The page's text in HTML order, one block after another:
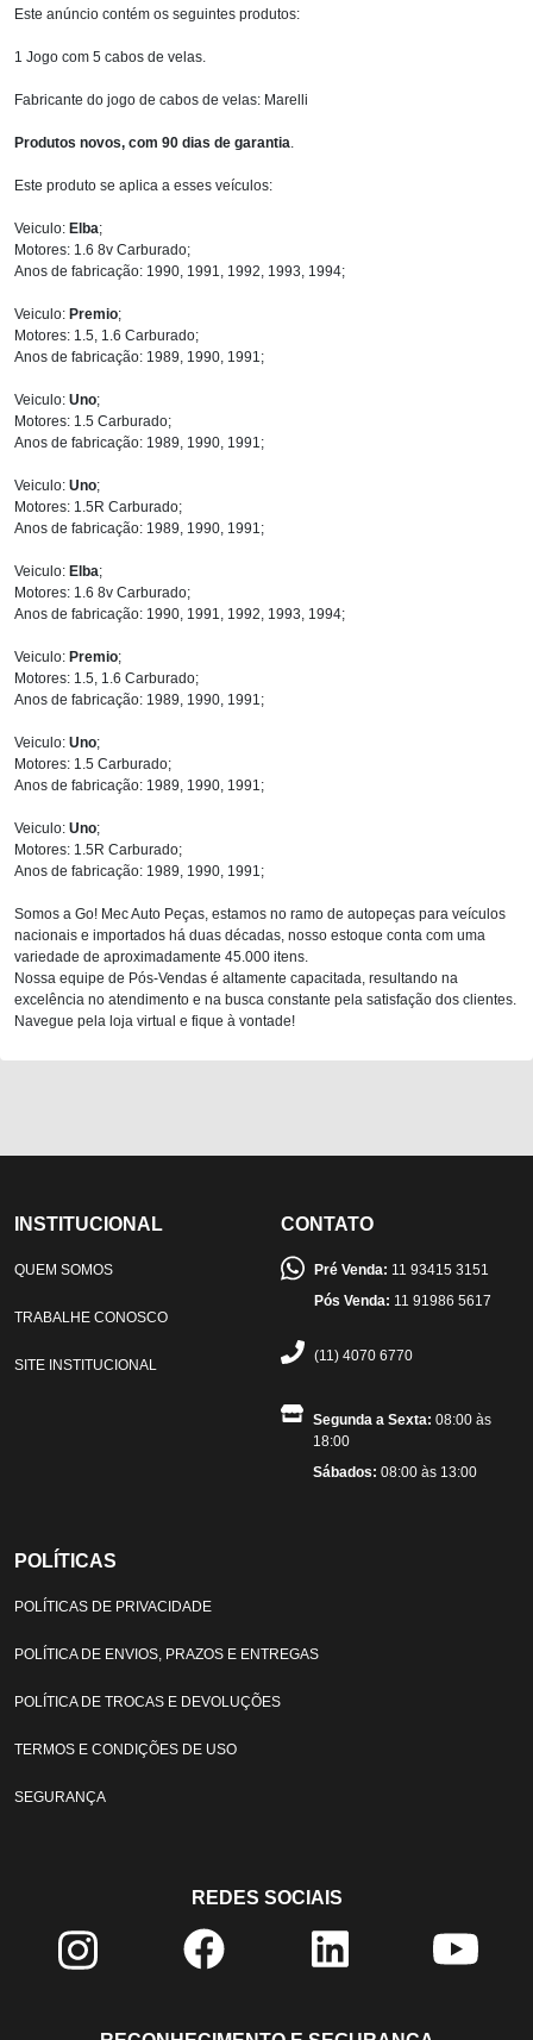
Este anúncio contém os seguintes produtos:
1 Jogo com 5 cabos de velas.
Fabricante do jogo de cabos de velas: Marelli
Produtos novos, com 90 dias de garantia
Este produto se aplica a esses veículos:
Veiculo: Elba;
Motores: 1.6 8v Carburado;
Anos de fabricação: 1990, 1991, 1992, 1993, 1994;
Veiculo: Premio;
Motores: 1.5, 1.6 Carburado;
Anos de fabricação: 1989, 1990, 1991;
Veiculo: Uno;
Motores: 1.5 Carburado;
Anos de fabricação: 1989, 1990, 1991;
Veiculo: Uno;
Motores: 1.5R Carburado;
Anos de fabricação: 1989, 1990, 1991;
Veiculo: Elba;
Motores: 1.6 8v Carburado;
Anos de fabricação: 1990, 1991, 1992, 1993, 1994;
Veiculo: Premio;
Motores: 1.5, 1.6 Carburado;
Anos de fabricação: 1989, 1990, 1991;
Veiculo: Uno;
Motores: 1.5 Carburado;
Anos de fabricação: 1989, 1990, 1991;
Veiculo: Uno;
Motores: 1.5R Carburado;
Anos de fabricação: 1989, 1990, 1991;
Somos a Go! Mec Auto Peças, estamos no ramo de autopeças para veículos
nacionais e importados há duas décadas, nosso estoque conta com uma
variedade de aproximadamente 45.000 itens.
Nossa equipe de Pós-Vendas é altamente capacitada, resultando na
excelência no atendimento e na busca constante pela satisfação dos clientes.
Navegue pela loja virtual e fique à vontade!
INSTITUCIONAL
QUEM SOMOS
TRABALHE CONOSCO
SITE INSTITUCIONAL
CONTATO
Pré Venda: 11 93415 3151
Pós Venda: 11 91986 5617
(11) 4070 6770
Segunda a Sexta: 08:00 às
18:00
Sábados: 08:00 às 13:00
POLÍTICAS
POLÍTICAS DE PRIVACIDADE
POLÍTICA DE ENVIOS, PRAZOS E ENTREGAS
POLÍTICA DE TROCAS E DEVOLUÇÕES
TERMOS E CONDIÇÕES DE USO
SEGURANÇA
REDES SOCIAIS